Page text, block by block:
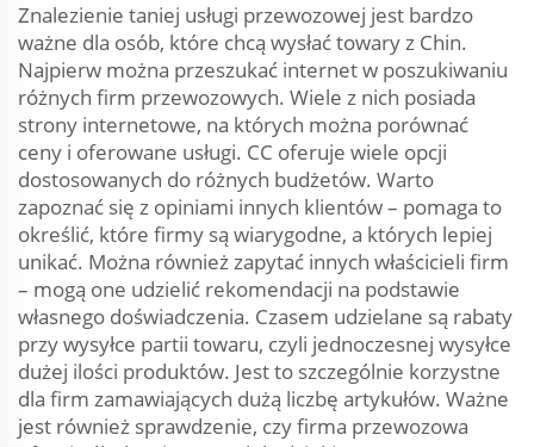
Znalezienie taniej usługi przewozowej jest bardzo
ważne dla osób, które chcą wysłać towary z Chin.
Najpierw można przeszukać internet w poszukiwaniu
różnych firm przewozowych. Wiele z nich posiada
strony internetowe, na których można porównać
ceny i oferowane usługi. CC oferuje wiele opcji
dostosowanych do różnych budżetów. Warto
zapoznać się z opiniami innych klientów – pomaga to
określić, które firmy są wiarygodne, a których lepiej
unikać. Można również zapytać innych właścicieli firm
– mogą one udzielić rekomendacji na podstawie
własnego doświadczenia. Czasem udzielane są rabaty
przy wysyłce partii towaru, czyli jednoczesnej wysyłce
dużej ilości produktów. Jest to szczególnie korzystne
dla firm zamawiających dużą liczbę artykułów. Ważne
jest również sprawdzenie, czy firma przewozowa